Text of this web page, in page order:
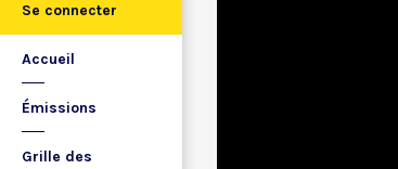
Se connecter
Accueil
Émissions
Grille des